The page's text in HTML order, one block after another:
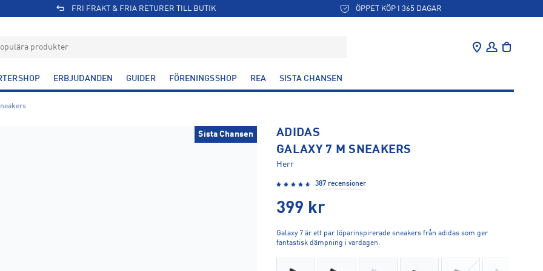
FRI FRAKT & FRIA RETURER TILL BUTIK ÖPPET KÖP I 365 DAGAR
ERBJUDANDEN GUIDER FÖRENINGSSHOP REA SISTA CHANSEN
ADIDAS
GALAXY 7 M SNEAKERS
Herr
387 recensioner
399 kr
Galaxy 7 är ett par löparinspirerade sneakers från adidas som ger
fantastisk dämpning i vardagen.
Sista Chansen